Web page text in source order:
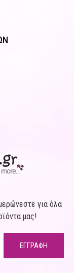
για όλα
μας!
ΕΓΓΡΑΦΗ